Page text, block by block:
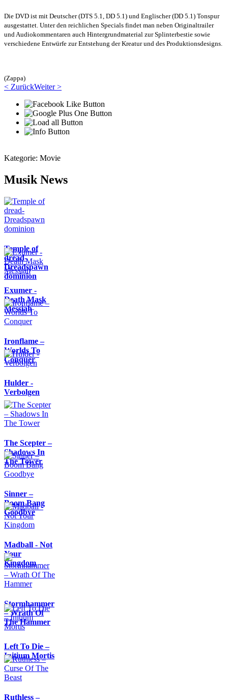
Die DVD ist mit Deutscher (DTS 5.1, DD 5.1) und Englischer (DD 5.1) Tonspur
ausgestattet. Unter den reichlichen Specials findet man neben Originaltrailer
und Audiokommentaren auch Hintergrundmaterial zur Splinterbestie sowie
verschiedene Entwürfe zur Entstehung der Kreatur und des Produktionsdesigns.
(Zappa)
< ZurückWeiter >
Kategorie: Movie
Musik News
Temple of
dread-
Dreadspawn
dominion
Exumer -
Death Mask
Messiah
Ironflame –
Worlds To
Conquer
Hulder -
Verbolgen
The Scepter –
Shadows In
The Tower
Sinner –
Boom Bang
Goodbye
Madball - Not
Your
Kingdom
Stormhammer
– Wrath Of
The Hammer
Left To Die –
Initium Mortis
Ruthless –